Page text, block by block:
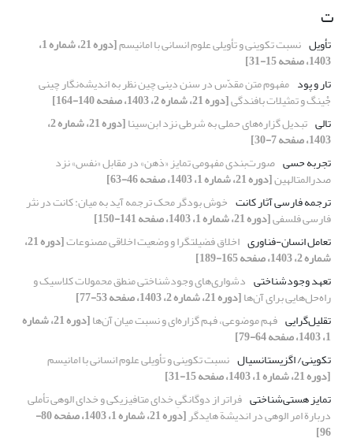
ت
تأویل نسبت تکوینی و تأویلی علوم انسانی با امانیسم [دوره 21، شماره 1،
1403، صفحه 15-31]
تار و پود مفهوم متن مقدّس در سنن دینی چین نظر به اندیشه‌نگار چینی
جْینگ و تمثیلات بافندگی[دوره 21، شماره 2، 1403، صفحه 140-164]
تالی تبدیل گزاره‌های حملی به شرطی نزد ابن‌سینا [دوره 21، شماره 2،
1403، صفحه 7-30]
تجربه حسی صورت‌بندی مفهومی تمایز «ذهن» در مقابل «نفس» نزد
صدرالمتالهین[دوره 21، شماره 1، 1403، صفحه 46-63]
ترجمه فارسی آثار کانت خوش بودگر محک ترجمه آید به میان: کانت در نثر
فارسی فلسفی[دوره 21، شماره 1، 1403، صفحه 141-150]
تعامل انسان-فناوری اخلاق فضیلت‎گرا و وضعیت اخلاقی مصنوعات [دوره 21،
شماره 2، 1403، صفحه 165-189]
تعهد وجودشناختی دشواری‌های وجودشناختی منطق محمولات کلاسیک و
راه‌حل‌هایی برای آن‌ها[دوره 21، شماره 2، 1403، صفحه 53-77]
تقلیل‌گرایی فهم موضوعی، فهم گزاره‌ای و نسبت میان آن‌ها [دوره 21، شماره
1، 1403، صفحه 64-79]
تکوینی/ اگزیستانسیال نسبت تکوینی و تأویلی علوم انسانی با امانیسم
[دوره 21، شماره 1، 1403، صفحه 15-31]
تمایز هستی‌شناختی فراتر از دوگانگیِ خدای متافیزیکی و خدای الوهی تأملی
دربارة امر الوهی در اندیشة هایدگر [دوره 21، شماره 1، 1403، صفحه 80-
96]